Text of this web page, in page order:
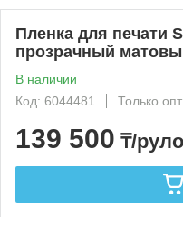
Пленка для печати
прозрачный
В наличии
Код: 6044481
Только опт
139 500 ₸/